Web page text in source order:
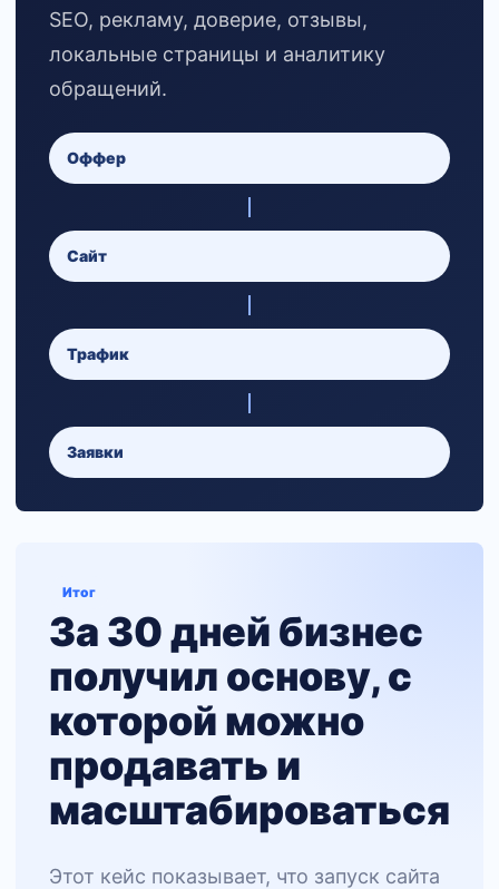
SEO, рекламу, доверие, отзывы,
локальные страницы и аналитику
обращений.
Оффер
Сайт
Трафик
Заявки
Итог
За 30 дней бизнес
получил основу, с
которой можно
продавать и
масштабироваться
Этот кейс показывает, что запуск сайта